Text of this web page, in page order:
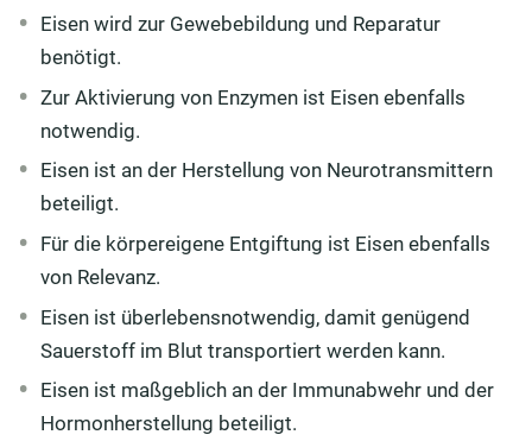
Eisen wird zur Gewebebildung und Reparatur
benötigt.
Zur Aktivierung von Enzymen ist Eisen ebenfalls
notwendig.
Eisen ist an der Herstellung von Neurotransmittern
beteiligt.
Für die körpereigene Entgiftung ist Eisen ebenfalls
von Relevanz.
Eisen ist überlebensnotwendig, damit genügend
Sauerstoff im Blut transportiert werden kann.
Eisen ist maßgeblich an der Immunabwehr und der
Hormonherstellung beteiligt.